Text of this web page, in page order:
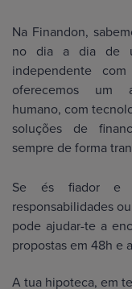
Na Finandon,
no dia a dia de
independente
oferecemos um
humano, com
soluções de
sempre de forma
Se és fiador e
responsabilidades
pode ajudar-te a
propostas em 48h e
A tua hipoteca, em